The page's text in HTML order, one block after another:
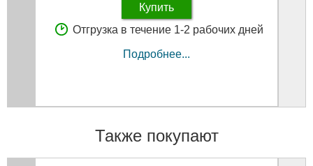
Купить
Отгрузка в течение 1-2 рабочих дней
Подробнее...
Также покупают